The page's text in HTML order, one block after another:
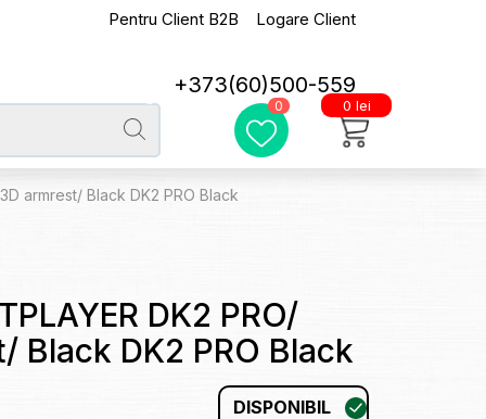
Pentru Client B2B Logare Client
+373(60)500-559
0 0 lei
armrest/ Black DK2 PRO Black
DK2 PRO/
Black DK2 PRO Black
DISPONIBIL